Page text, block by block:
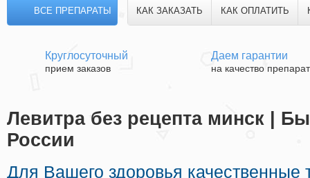
ВСЕ ПРЕПАРАТЫ КАК ЗАКАЗАТЬ КАК ОПЛАТИТЬ
Круглосуточный
прием заказов
Даем гарантии
на качество
Левитра без рецепта минск |
России
Для Вашего здоровья качественные